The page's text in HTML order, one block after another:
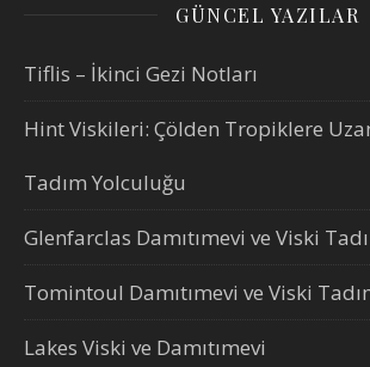
GÜNCEL YAZILAR
Tiflis – İkinci Gezi Notları
Hint Viskileri: Çölden Tropiklere
Tadım Yolculuğu
Glenfarclas Damıtımevi ve Viski
Tomintoul Damıtımevi ve Viski
Lakes Viski ve Damıtımevi